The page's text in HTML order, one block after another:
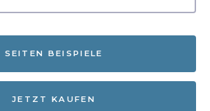
SEITEN BEISPIELE
JETZT KAUFEN